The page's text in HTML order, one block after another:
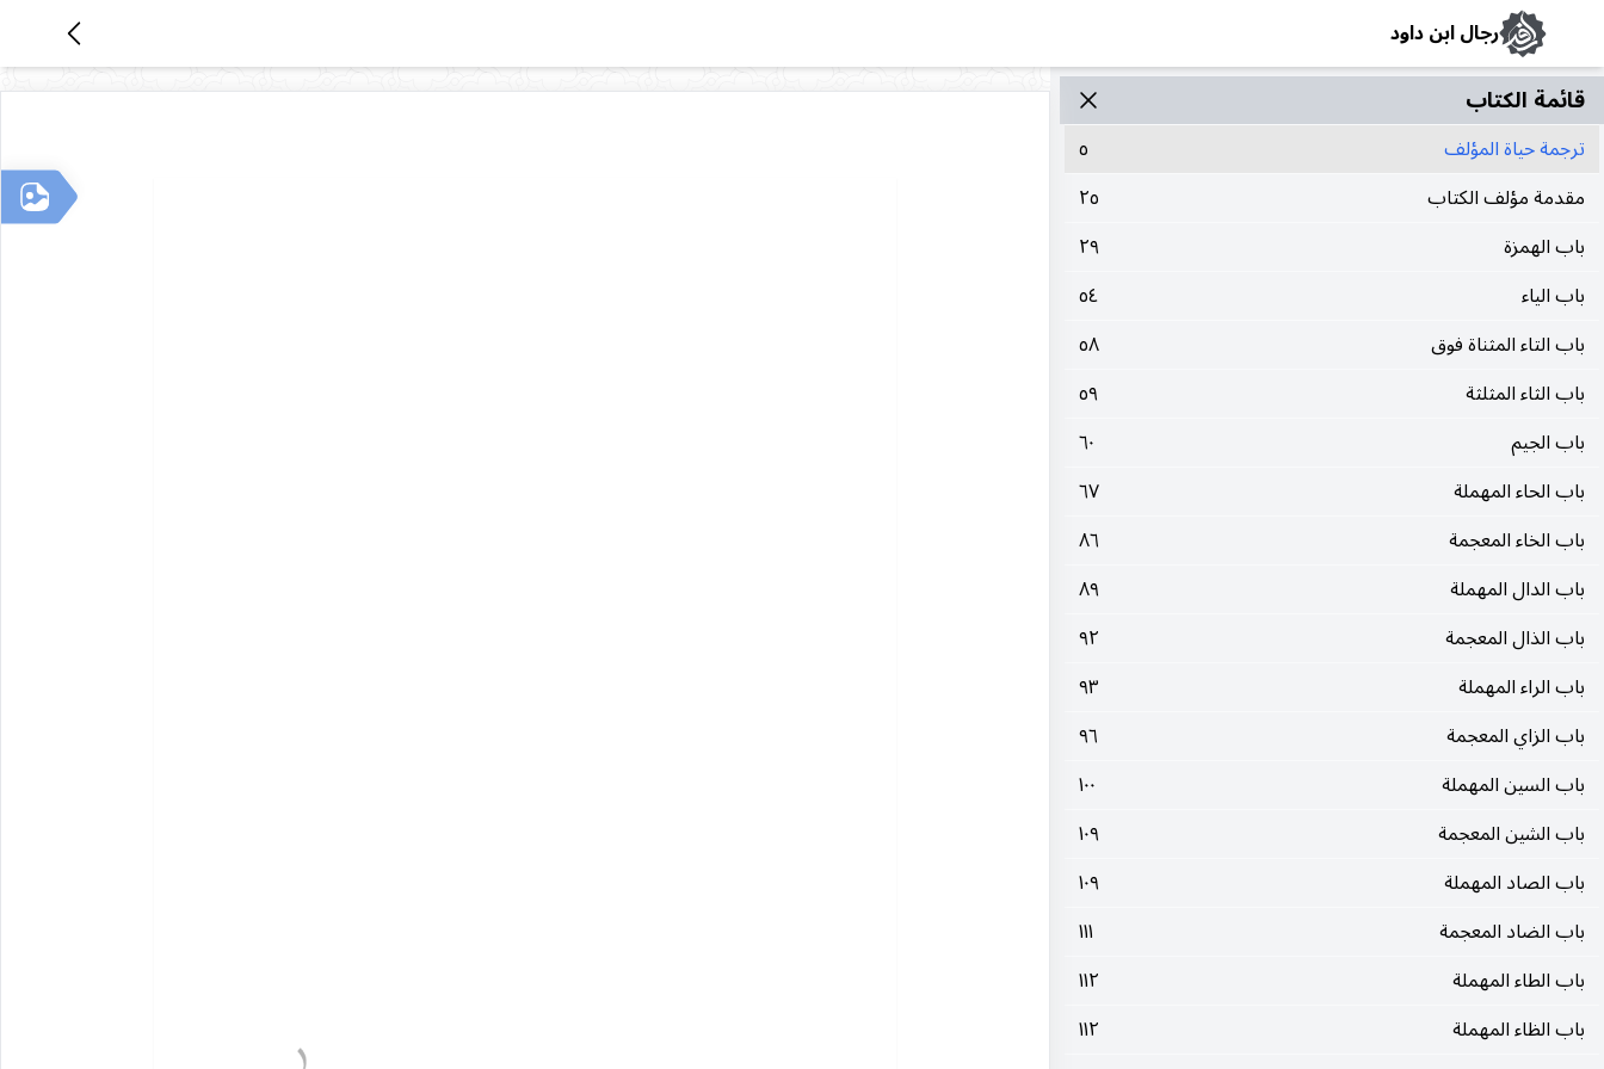
رجال ابن داود
قائمة الکتاب
ترجمة حياة المؤلف
٥
مقدمة مؤلف الكتاب
٢٥
باب الهمزة
٢٩
باب الياء
٥٤
باب التاء المثناة فوق
٥٨
باب الثاء المثلثة
٥٩
باب الجيم
٦٠
باب الحاء المهملة
٦٧
باب الخاء المعجمة
٨٦
باب الدال المهملة
٨٩
باب الذال المعجمة
٩٢
باب الراء المهملة
٩٣
باب الزاي المعجمة
٩٦
باب السين المهملة
١٠٠
باب الشين المعجمة
١٠٩
باب الصاد المهملة
١٠٩
باب الضاد المعجمة
١١١
باب الطاء المهملة
١١٢
باب الظاء المهملة
١١٢
البحث